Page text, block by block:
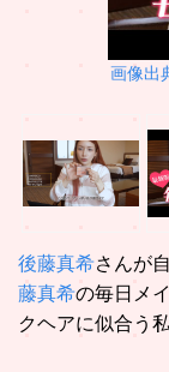
画像出
後藤真希さんが
藤真希の毎日メ
クヘアに似合う